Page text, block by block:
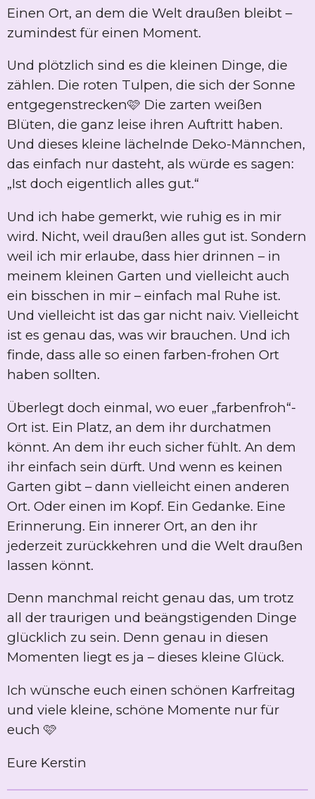
Einen Ort, an dem die Welt draußen bleibt –
zumindest für einen Moment.
Und plötzlich sind es die kleinen Dinge, die
zählen. Die roten Tulpen, die sich der Sonne
entgegenstrecken🩷 Die zarten weißen
Blüten, die ganz leise ihren Auftritt haben.
Und dieses kleine lächelnde Deko-Männchen,
das einfach nur dasteht, als würde es sagen:
„Ist doch eigentlich alles gut.“
Und ich habe gemerkt, wie ruhig es in mir
wird. Nicht, weil draußen alles gut ist. Sondern
weil ich mir erlaube, dass hier drinnen – in
meinem kleinen Garten und vielleicht auch
ein bisschen in mir – einfach mal Ruhe ist.
Und vielleicht ist das gar nicht naiv. Vielleicht
ist es genau das, was wir brauchen. Und ich
finde, dass alle so einen farben-frohen Ort
haben sollten.
Überlegt doch einmal, wo euer „farbenfroh“-
Ort ist. Ein Platz, an dem ihr durchatmen
könnt. An dem ihr euch sicher fühlt. An dem
ihr einfach sein dürft. Und wenn es keinen
Garten gibt – dann vielleicht einen anderen
Ort. Oder einen im Kopf. Ein Gedanke. Eine
Erinnerung. Ein innerer Ort, an den ihr
jederzeit zurückkehren und die Welt draußen
lassen könnt.
Denn manchmal reicht genau das, um trotz
all der traurigen und beängstigenden Dinge
glücklich zu sein. Denn genau in diesen
Momenten liegt es ja – dieses kleine Glück.
Ich wünsche euch einen schönen Karfreitag
und viele kleine, schöne Momente nur für
euch 🩷
Eure Kerstin